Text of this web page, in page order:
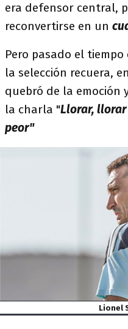
era defensor central,
reconvertirse en un
Pero pasado el
la selección recuera,
quebró de la emoción
la charla "Llorar, llorar
peor"
Lionel